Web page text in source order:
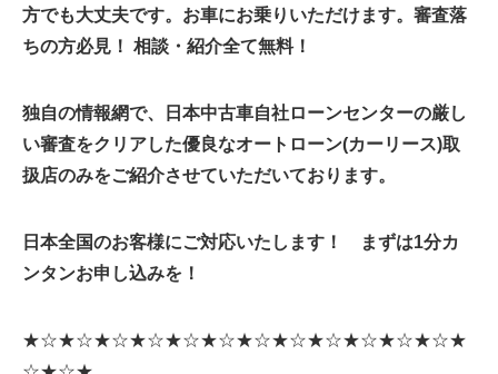
方でも大丈夫です。お車にお乗りいただけます。 審査落
ちの方必見！ 相談・紹介全て無料！
独自の情報網で、日本中古車自社ローンセンターの厳し
い審査をクリアした優良なオートローン(カーリース)取
扱店のみをご紹介させていただいております。
日本全国のお客様にご対応いたします！ まずは1分カ
ンタンお申し込みを！
★☆★☆★☆★☆★☆★☆★☆★☆★☆★☆★☆★☆★